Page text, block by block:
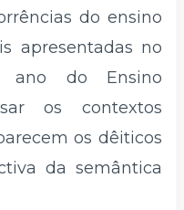
do ensino
apresentadas no
do Ensino
os contextos
os dêiticos
da semântica